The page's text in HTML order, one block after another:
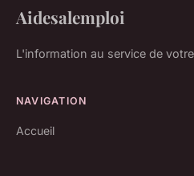
Aidesalemploi
L'information au service de
NAVIGATION
Accueil